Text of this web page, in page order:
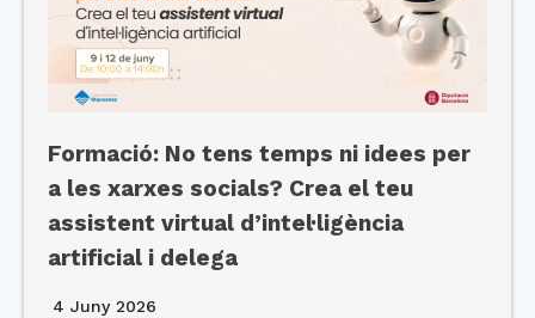
Formació: No tens temps ni idees per
a les xarxes socials? Crea el teu
assistent virtual d’intel·ligència
artificial i delega
4 Juny 2026